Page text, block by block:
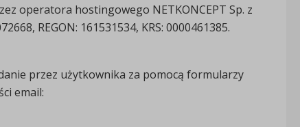
operatora hostingowego NETKONCEPT Sp. z
REGON: 161531534, KRS: 0000461385.
przez użytkownika za pomocą formularzy
email: